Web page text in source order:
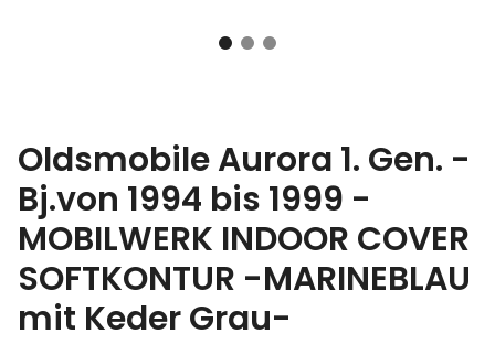
Oldsmobile Aurora 1. Gen. -
Bj.von 1994 bis 1999 -
MOBILWERK INDOOR COVER
SOFTKONTUR -MARINEBLAU
mit Keder Grau-